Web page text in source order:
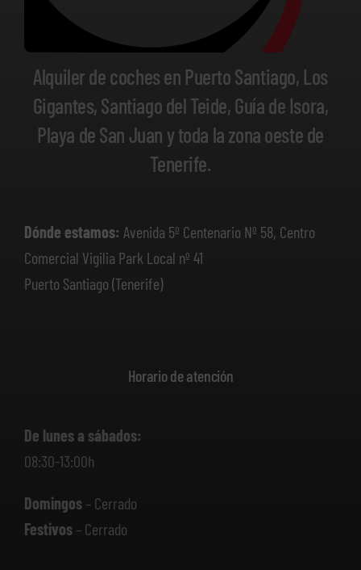
Alquiler de coches en Puerto Santiago, Los
Gigantes, Santiago del Teide, Guía de Isora,
Playa de San Juan y toda la zona oeste de
Tenerife.
Dónde estamos: Avenida 5º Centenario Nº 58, Centro
Comercial Vigilia Park Local nº 41
Puerto Santiago (Tenerife)
Horario de atención
De lunes a sábados:
08:30-13:00h
Domingos– Cerrado
Festivos– Cerrado